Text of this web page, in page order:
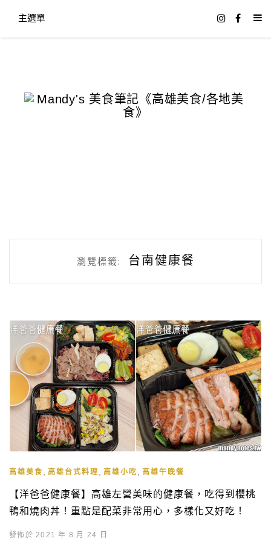
主選單
瀏覽標籤: 台南健康餐
高雄美食 , 高雄台式料理 , 高雄小吃 , 高雄午晚餐
【洋爸爸健康餐】高雄左營美味的健康餐，吃得到櫻桃
鴨和燒肉丼！重點是配菜非常用心，多樣化又好吃！
發佈於 2021 年 8 月 24 日